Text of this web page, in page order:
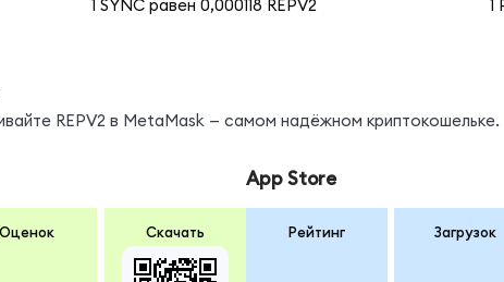
1 SYNC равен 0,000118 REPV2
1
REPV2 в MetaMask — самом надёжном криптокошельке.
Оценок Скачать
App Store
Рейтинг Загрузок